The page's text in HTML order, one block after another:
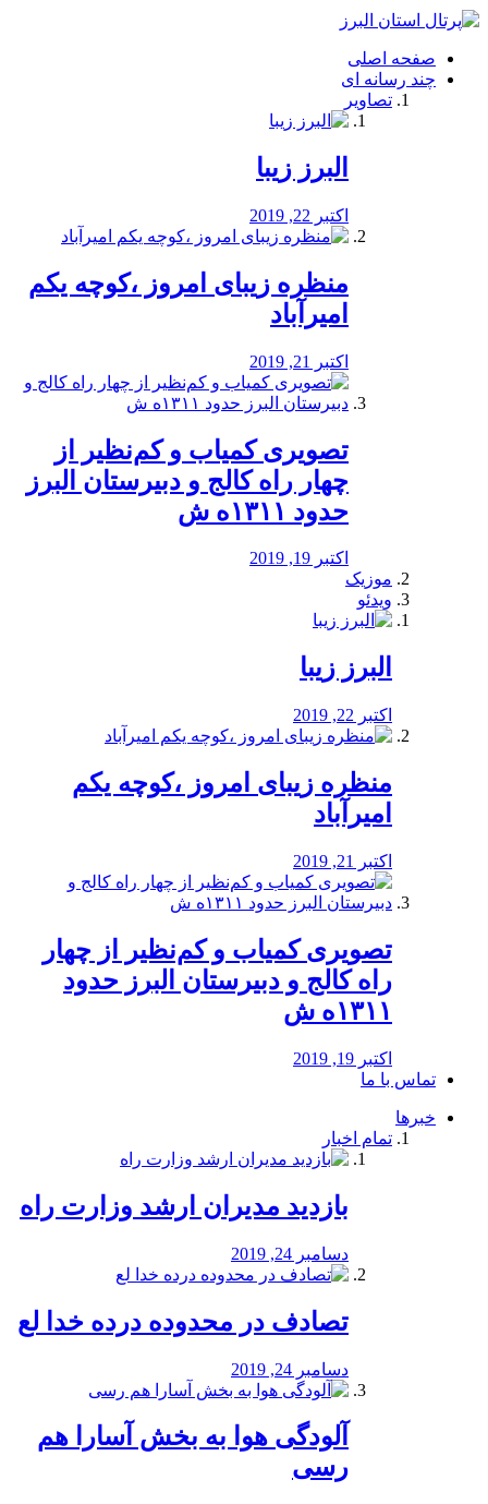
فصد
شرق
تهران
خشکشویی
صفحه اصلی
چند رسانه ای
تصاویر
البرز زیبا
اکتبر 22, 2019
منظره‌‌ زیبای امروز ،کوچه یکم
امیرآباد
اکتبر 21, 2019
️تصویری کمیاب و کم‌نظیر از
چهار راه كالج و دبيرستان البرز
حدود ۱۳۱۱ه ش
اکتبر 19, 2019
موزیک
ویدئو
البرز زیبا
اکتبر 22, 2019
منظره‌‌ زیبای امروز ،کوچه یکم
امیرآباد
اکتبر 21, 2019
️تصویری کمیاب و کم‌نظیر از چهار
راه كالج و دبيرستان البرز حدود
۱۳۱۱ه ش
اکتبر 19, 2019
تماس با ما
خبرها
تمام اخبار
بازدید مدیران ارشد وزارت راه
دسامبر 24, 2019
تصادف در محدوده درده خدا لع
دسامبر 24, 2019
آلودگی هوا به بخش آسارا هم
رسی